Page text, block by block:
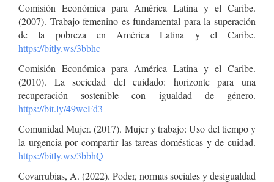
Comisión Económica para América Latina y el Caribe.
(2007). Trabajo femenino es fundamental para la superación
de la pobreza en América Latina y el Caribe.
https://bitly.ws/3bbhc
Comisión Económica para América Latina y el Caribe.
(2010). La sociedad del cuidado: horizonte para una
recuperación sostenible con igualdad de género.
https://bit.ly/49weFd3
Comunidad Mujer. (2017). Mujer y trabajo: Uso del tiempo y
la urgencia por compartir las tareas domésticas y de cuidad.
https://bitly.ws/3bbhQ
Covarrubias, A. (2022). Poder, normas sociales y desigualdad